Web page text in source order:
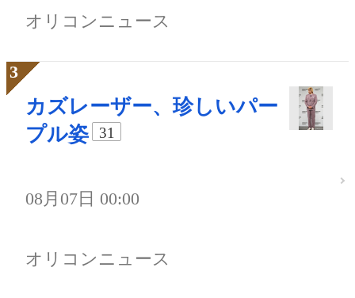
オリコンニュース
カズレーザー、珍しいパー
プル姿
31
08月07日 00:00
オリコンニュース